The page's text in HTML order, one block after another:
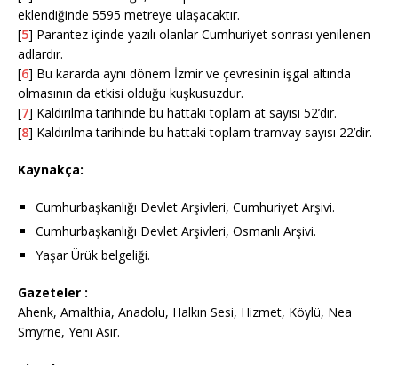
eklendiğinde 5595 metreye ulaşacaktır.
[5] Parantez içinde yazılı olanlar Cumhuriyet sonrası yenilenen
adlardır.
[6] Bu kararda aynı dönem İzmir ve çevresinin işgal altında
olmasının da etkisi olduğu kuşkusuzdur.
[7] Kaldırılma tarihinde bu hattaki toplam at sayısı 52’dir.
[8] Kaldırılma tarihinde bu hattaki toplam tramvay sayısı 22’dir.
Kaynakça:
Cumhurbaşkanlığı Devlet Arşivleri, Cumhuriyet Arşivi.
Cumhurbaşkanlığı Devlet Arşivleri, Osmanlı Arşivi.
Yaşar Ürük belgeliği.
Gazeteler :
Ahenk, Amalthia, Anadolu, Halkın Sesi, Hizmet, Köylü, Nea
Smyrne, Yeni Asır.